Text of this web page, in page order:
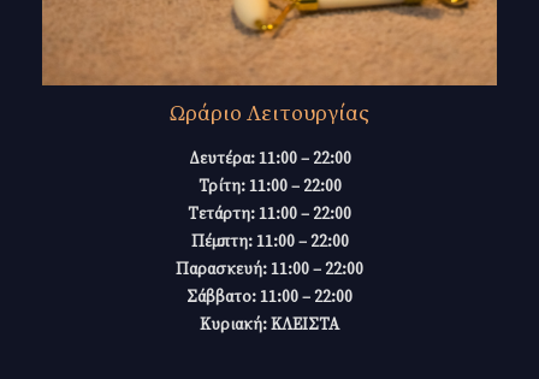
Ωράριο Λειτουργίας
Δευτέρα: 11:00 – 22:00
Τρίτη: 11:00 – 22:00
Τετάρτη: 11:00 – 22:00
Πέμπτη: 11:00 – 22:00
Παρασκευή: 11:00 – 22:00
Σάββατο: 11:00 – 22:00
Κυριακή: ΚΛΕΙΣΤΑ